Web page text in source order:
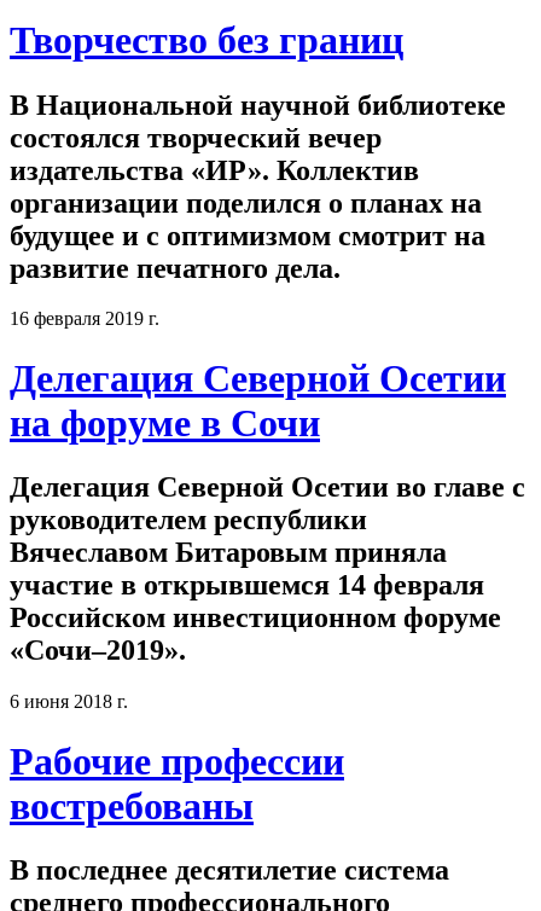
Творчество без границ
В Национальной научной библиотеке
состоялся творческий вечер
издательства «ИР». Коллектив
организации поделился о планах на
будущее и с оптимизмом смотрит на
развитие печатного дела.
16 февраля 2019 г.
Делегация Северной Осетии
на форуме в Сочи
Делегация Северной Осетии во главе с
руководителем республики
Вячеславом Битаровым приняла
участие в открывшемся 14 февраля
Российском инвестиционном форуме
«Сочи–2019».
6 июня 2018 г.
Рабочие профессии
востребованы
В последнее десятилетие система
среднего профессионального